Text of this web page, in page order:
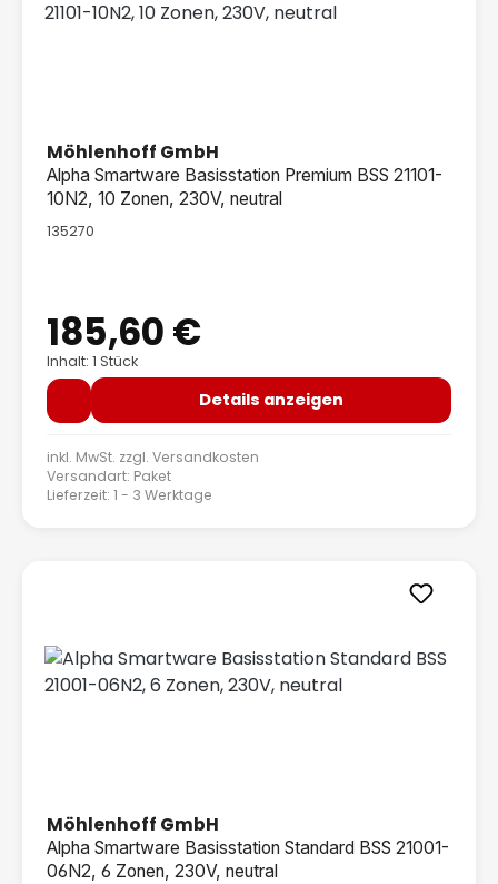
Möhlenhoff GmbH
Alpha Smartware Basisstation Premium BSS 21101-
10N2, 10 Zonen, 230V, neutral
135270
Regulärer Preis:
185,60 €
Inhalt: 1 Stück
Details anzeigen
inkl. MwSt. zzgl. Versandkosten
Versandart: Paket
Lieferzeit: 1 - 3 Werktage
Möhlenhoff GmbH
Alpha Smartware Basisstation Standard BSS 21001-
06N2, 6 Zonen, 230V, neutral